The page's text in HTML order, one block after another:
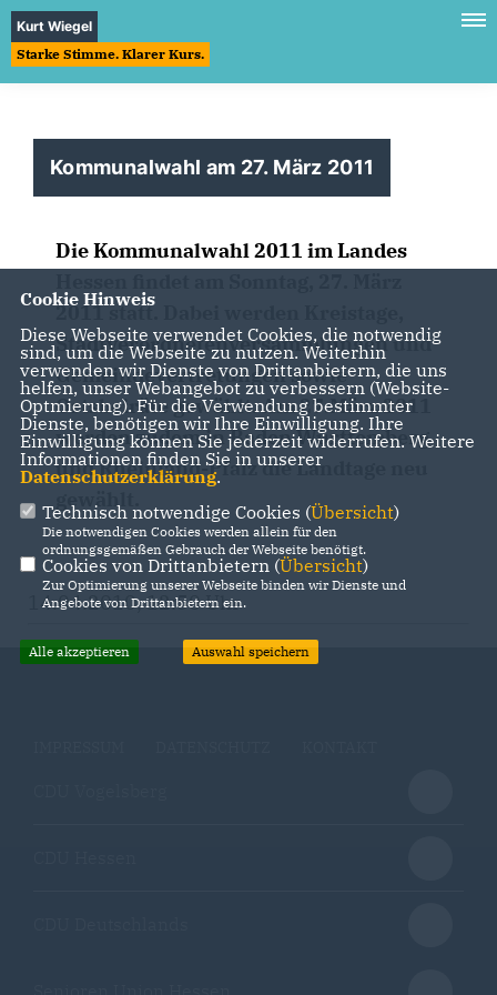
Kurt Wiegel
Starke Stimme. Klarer Kurs.
Kommunalwahl am 27. März 2011
Die Kommunalwahl 2011 im Landes
2011 statt. Dabei werden Kreistage,
Stadtverordnetenversammlungen und
Gemeindevertretungen sowie
Ortsbeiräte gewählt. Am 27.März 2011
werden zudem in Baden Württemberg
und Rheinland-Pfalz die Landtage neu
gewählt.
14.04.2010, 12:50 Uhr
Cookie Hinweis
Diese Webseite verwendet Cookies, die notwendig
sind, um die Webseite zu nutzen. Weiterhin
verwenden wir Dienste von Drittanbietern, die uns
helfen, unser Webangebot zu verbessern (Website-
Optmierung). Für die Verwendung bestimmter
Dienste, benötigen wir Ihre Einwilligung. Ihre
Einwilligung können Sie jederzeit widerrufen. Weitere
Informationen finden Sie in unserer
Datenschutzerklärung.
Technisch notwendige Cookies (Übersicht)
Die notwendigen Cookies werden allein für den
ordnungsgemäßen Gebrauch der Webseite benötigt.
Cookies von Drittanbietern (Übersicht)
Zur Optimierung unserer Webseite binden wir Dienste und
Angebote von Drittanbietern ein.
Alle akzeptieren Auswahl speichern